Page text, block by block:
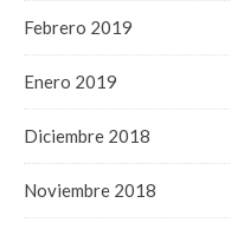
Febrero 2019
Enero 2019
Diciembre 2018
Noviembre 2018